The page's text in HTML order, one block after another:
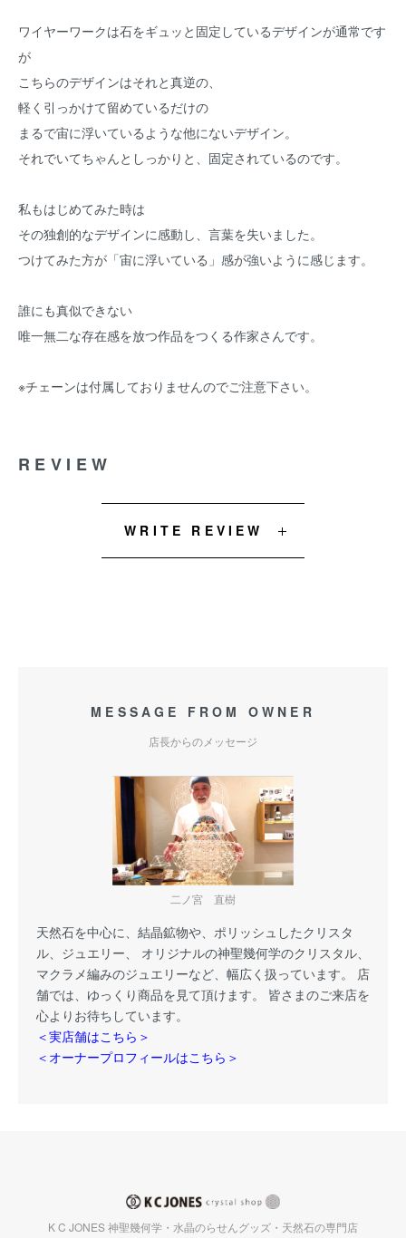
ワイヤーワークは石をギュッと固定しているデザインが通常です
が
こちらのデザインはそれと真逆の、
軽く引っかけて留めているだけの
まるで宙に浮いているような他にないデザイン。
それでいてちゃんとしっかりと、固定されているのです。
私もはじめてみた時は
その独創的なデザインに感動し、言葉を失いました。
つけてみた方が「宙に浮いている」感が強いように感じます。
誰にも真似できない
唯一無二な存在感を放つ作品をつくる作家さんです。
※チェーンは付属しておりませんのでご注意下さい。
REVIEW
WRITE REVIEW
MESSAGE FROM OWNER
店長からのメッセージ
二ノ宮 直樹
天然石を中心に、結晶鉱物や、ポリッシュしたクリスタ
ル、ジュエリー、 オリジナルの神聖幾何学のクリスタル、
マクラメ編みのジュエリーなど、幅広く扱っています。 店
舗では、ゆっくり商品を見て頂けます。 皆さまのご来店を
心よりお待ちしています。
＜実店舗はこちら＞
＜オーナープロフィールはこちら＞
K C JONES 神聖幾何学・水晶のらせんグッズ・天然石の専門店